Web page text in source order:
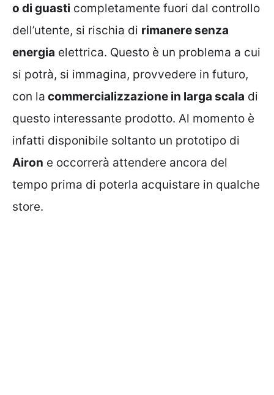
o di guasti completamente fuori dal controllo
dell’utente, si rischia di rimanere senza
energia elettrica. Questo è un problema a cui
si potrà, si immagina, provvedere in futuro,
con la commercializzazione in larga scala di
questo interessante prodotto. Al momento è
infatti disponibile soltanto un prototipo di
Airon e occorrerà attendere ancora del
tempo prima di poterla acquistare in qualche
store.